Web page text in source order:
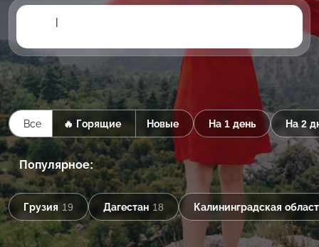
|
Все 🔥 Горящие Новые На 1 день На 2
Популярное:
Грузия 19 Дагестан 18 Калининградская